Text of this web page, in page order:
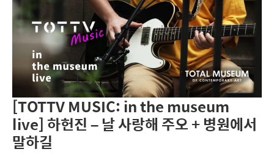
[TOTTV MUSIC: in the museum
live] 하헌진 – 날 사랑해 주오 + 병원에서
말하길